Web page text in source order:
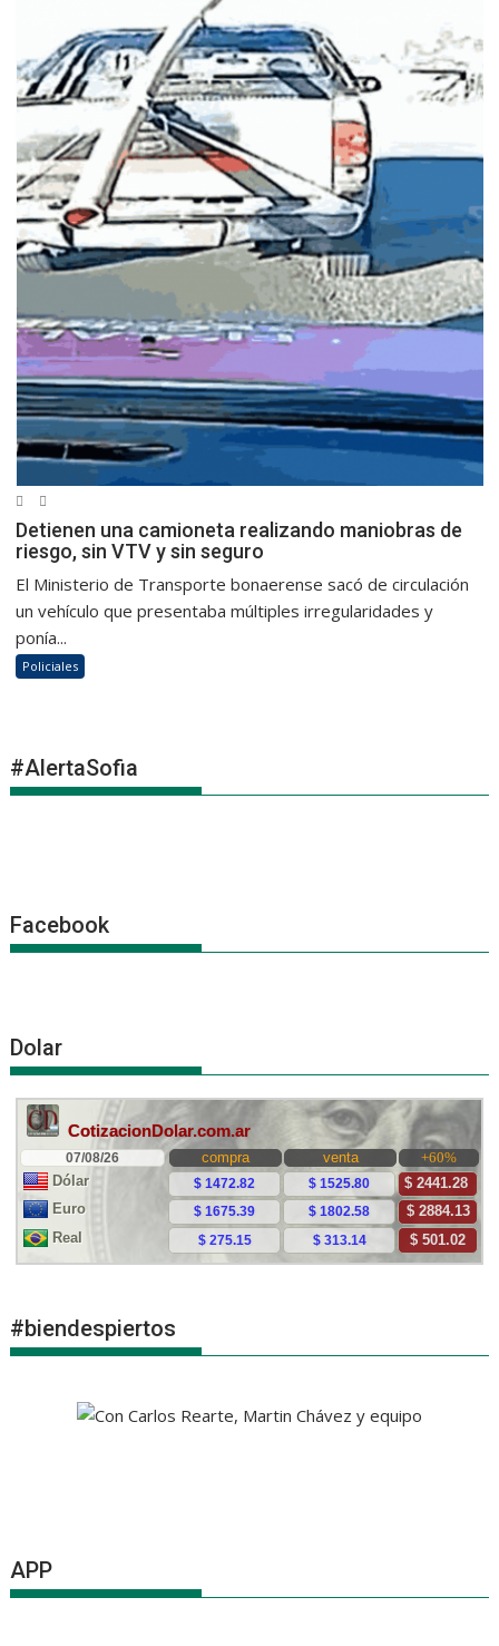
Detienen una camioneta realizando maniobras de
riesgo, sin VTV y sin seguro
El Ministerio de Transporte bonaerense sacó de circulación
un vehículo que presentaba múltiples irregularidades y
ponía...
Policiales
#AlertaSofia
Facebook
Dolar
#biendespiertos
APP